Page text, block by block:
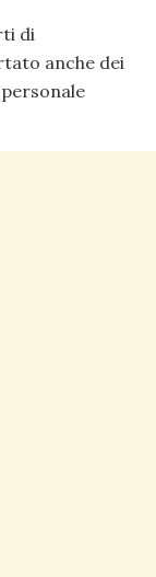
di
anche dei